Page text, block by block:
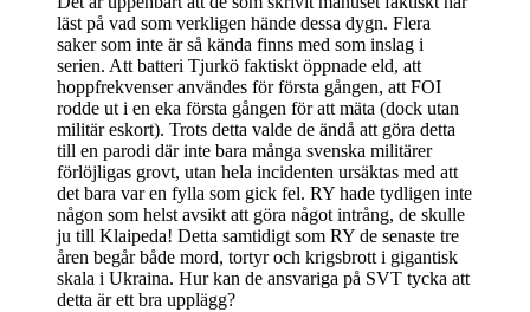
läst på vad som verkligen hände dessa dygn. Flera
saker som inte är så kända finns med som inslag i
serien. Att batteri Tjurkö faktiskt öppnade eld, att
hoppfrekvenser användes för första gången, att FOI
rodde ut i en eka första gången för att mäta (dock utan
militär eskort). Trots detta valde de ändå att göra detta
till en parodi där inte bara många svenska militärer
förlöjligas grovt, utan hela incidenten ursäktas med att
det bara var en fylla som gick fel. RY hade tydligen inte
någon som helst avsikt att göra något intrång, de skulle
ju till Klaipeda! Detta samtidigt som RY de senaste tre
åren begår både mord, tortyr och krigsbrott i gigantisk
skala i Ukraina. Hur kan de ansvariga på SVT tycka att
detta är ett bra upplägg?